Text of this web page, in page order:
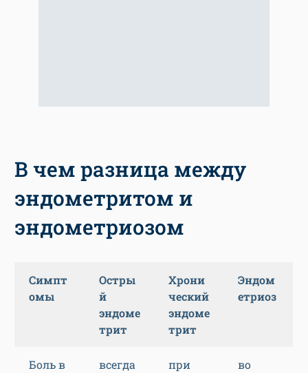
В чем разница между
эндометритом и
эндометриозом
Симпт
омы
Остры
й
эндоме
трит
Хрони
ческий
эндоме
трит
Эндом
етриоз
Боль в
всегда
при
во